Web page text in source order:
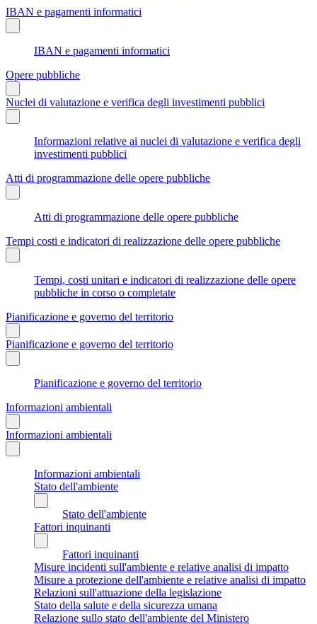
IBAN e pagamenti informatici
IBAN e pagamenti informatici
Opere pubbliche
Nuclei di valutazione e verifica degli investimenti pubblici
Informazioni relative ai nuclei di valutazione e verifica degli
investimenti pubblici
Atti di programmazione delle opere pubbliche
Atti di programmazione delle opere pubbliche
Tempi costi e indicatori di realizzazione delle opere pubbliche
Tempi, costi unitari e indicatori di realizzazione delle opere
pubbliche in corso o completate
Pianificazione e governo del territorio
Pianificazione e governo del territorio
Pianificazione e governo del territorio
Informazioni ambientali
Informazioni ambientali
Informazioni ambientali
Stato dell'ambiente
Stato dell'ambiente
Fattori inquinanti
Fattori inquinanti
Misure incidenti sull'ambiente e relative analisi di impatto
Misure a protezione dell'ambiente e relative analisi di impatto
Relazioni sull'attuazione della legislazione
Stato della salute e della sicurezza umana
Relazione sullo stato dell'ambiente del Ministero